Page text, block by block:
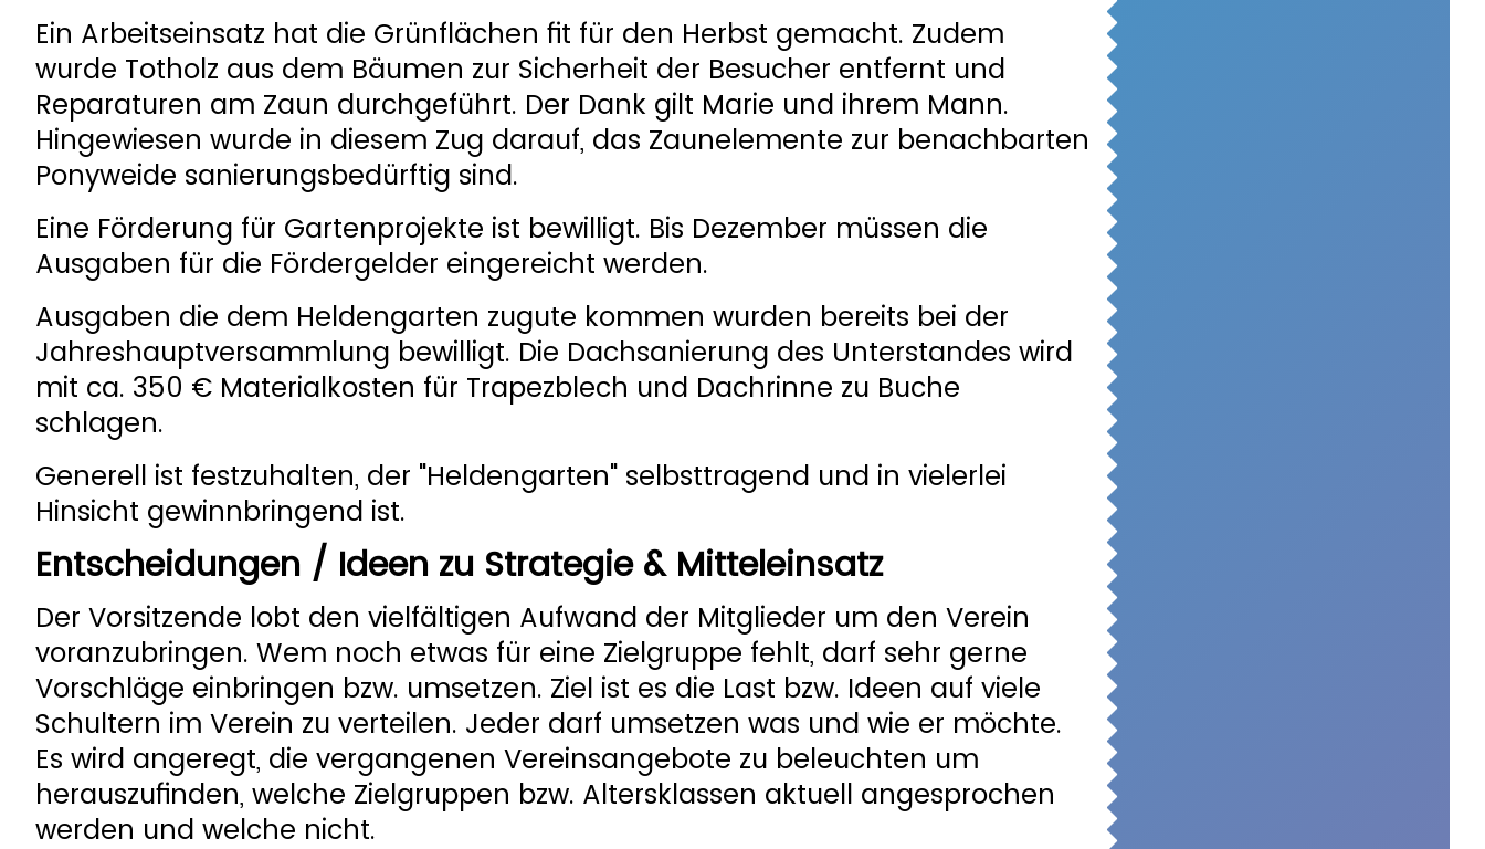
Ein Arbeitseinsatz hat die Grünflächen fit für den Herbst gemacht. Zudem
wurde Totholz aus dem Bäumen zur Sicherheit der Besucher entfernt und
Reparaturen am Zaun durchgeführt. Der Dank gilt Marie und ihrem Mann.
Hingewiesen wurde in diesem Zug darauf, das Zaunelemente zur benachbarten
Ponyweide sanierungsbedürftig sind.
Eine Förderung für Gartenprojekte ist bewilligt. Bis Dezember müssen die
Ausgaben für die Fördergelder eingereicht werden.
Ausgaben die dem Heldengarten zugute kommen wurden bereits bei der
Jahreshauptversammlung bewilligt. Die Dachsanierung des Unterstandes wird
mit ca. 350 € Materialkosten für Trapezblech und Dachrinne zu Buche
schlagen.
Generell ist festzuhalten, der "Heldengarten" selbsttragend und in vielerlei
Hinsicht gewinnbringend ist.
Entscheidungen / Ideen zu Strategie & Mitteleinsatz
Der Vorsitzende lobt den vielfältigen Aufwand der Mitglieder um den Verein
voranzubringen. Wem noch etwas für eine Zielgruppe fehlt, darf sehr gerne
Vorschläge einbringen bzw. umsetzen. Ziel ist es die Last bzw. Ideen auf viele
Schultern im Verein zu verteilen. Jeder darf umsetzen was und wie er möchte.
Es wird angeregt, die vergangenen Vereinsangebote zu beleuchten um
herauszufinden, welche Zielgruppen bzw. Altersklassen aktuell angesprochen
werden und welche nicht.